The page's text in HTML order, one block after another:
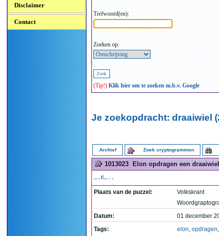
Disclaimer
Contact
Trefwoord(en):
Zoeken op:
(Tip!) Klik hier om te zoeken m.b.v. Google
Je zoekopdracht: draaiwiel
Archief Zoek cryptogrammen
1013023 Elon opdragen een
….K…..
Plaats van de puzzel:
Volkskrant
Datum:
01 december
Tags:
elon, opdragen